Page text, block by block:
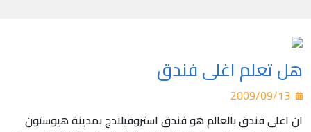
هل تعلم اغلى فندق
ان اغلى فندق بالعالم هو فندق استروفيلادج بمدينة هيوستون